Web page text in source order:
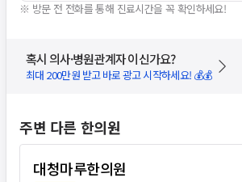
※ 방문 전 전화를 통해 진료시간을 꼭 확인하세요!
혹시 의사·병원관계자 이신가요?
최대 200만원 받고 바로 광고 시작하세요! 💰💰
주변 다른 한의원
대청마루한의원